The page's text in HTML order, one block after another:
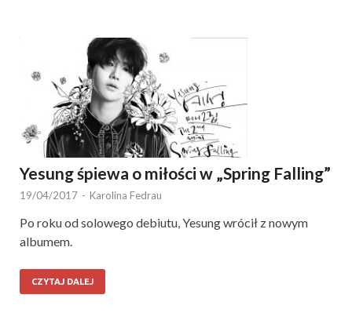
Yesung śpiewa o miłości w „Spring Falling”
19/04/2017 - Karolina Fedrau
Po roku od solowego debiutu, Yesung wrócił z nowym
albumem.
CZYTAJ DALEJ